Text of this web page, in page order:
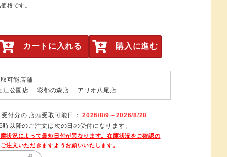
格です。
カートに入れる 購入に進む
可能店舗
江公園店 彩都の森店 アリオ八尾店
受付分の 店頭受取可能日：2026/8/9～2026/8/28
以降のご注文は次の日の受付になります。